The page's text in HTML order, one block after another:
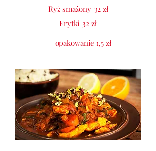
Ryż smażony 32 zł
Frytki 32 zł
opakowanie 1,5 zł